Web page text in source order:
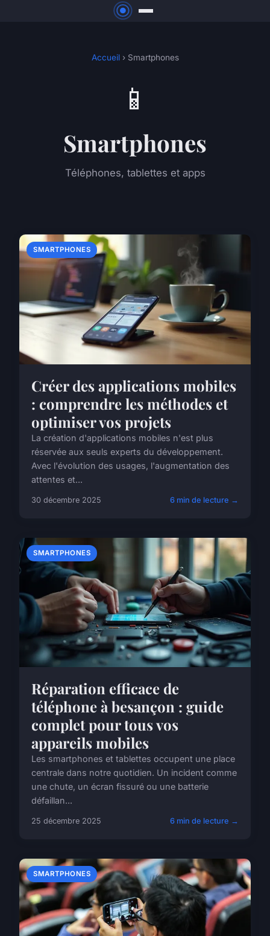
Accueil› Smartphones
📱
Smartphones
Téléphones, tablettes et apps
SMARTPHONES
Créer des applications mobiles
: comprendre les méthodes et
optimiser vos projets
La création d'applications mobiles n'est plus
réservée aux seuls experts du développement.
Avec l'évolution des usages, l'augmentation des
attentes et...
30 décembre 2025 6 min de lecture →
SMARTPHONES
Réparation efficace de
téléphone à besançon : guide
complet pour tous vos
appareils mobiles
Les smartphones et tablettes occupent une place
centrale dans notre quotidien. Un incident comme
une chute, un écran fissuré ou une batterie
défaillan...
25 décembre 2025 6 min de lecture →
SMARTPHONES